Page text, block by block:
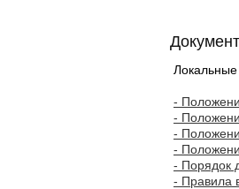
-
-
-
-
- Порядок
- Правила